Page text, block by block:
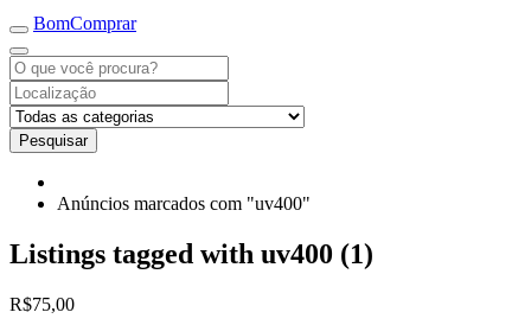
BomComprar
Pesquisar
Anúncios marcados com "uv400"
Listings tagged with uv400 (1)
R$75,00